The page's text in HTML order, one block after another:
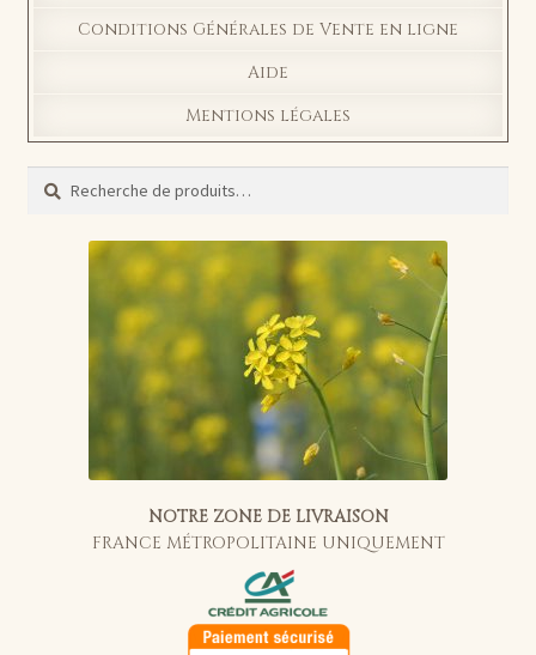
Conditions Générales de Vente en ligne
Aide
Mentions légales
Recherche
pour :
Recherche
NOTRE ZONE DE LIVRAISON
FRANCE MÉTROPOLITAINE UNIQUEMENT